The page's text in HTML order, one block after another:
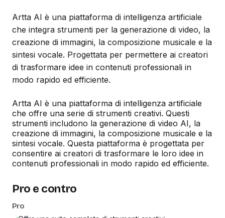
Artta AI è una piattaforma di intelligenza artificiale
che integra strumenti per la generazione di video, la
creazione di immagini, la composizione musicale e la
sintesi vocale. Progettata per permettere ai creatori
di trasformare idee in contenuti professionali in
modo rapido ed efficiente.
Artta AI è una piattaforma di intelligenza artificiale
che offre una serie di strumenti creativi. Questi
strumenti includono la generazione di video AI, la
creazione di immagini, la composizione musicale e la
sintesi vocale. Questa piattaforma è progettata per
consentire ai creatori di trasformare le loro idee in
contenuti professionali in modo rapido ed efficiente.
Pro e contro
Pro